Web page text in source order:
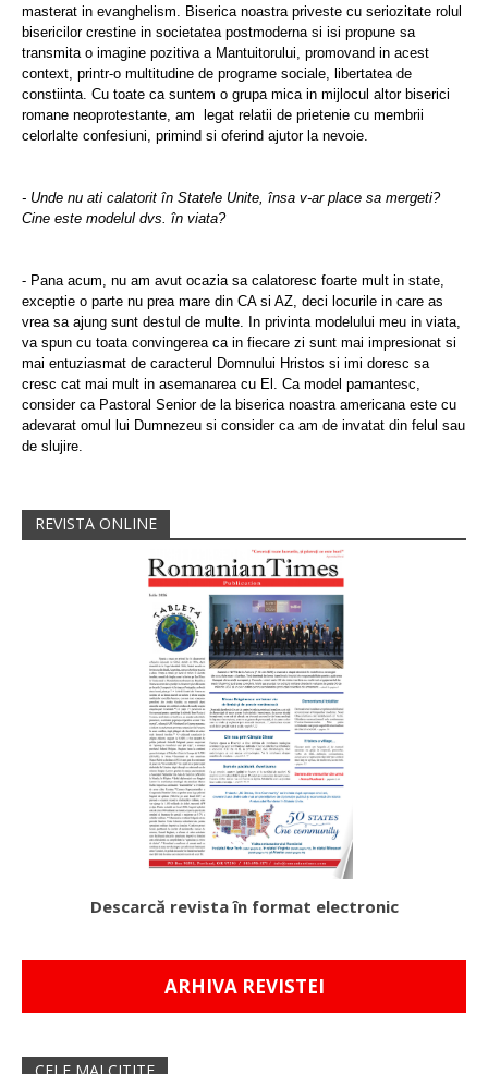
masterat in evanghelism. Biserica noastra priveste cu seriozitate rolul
bisericilor crestine in societatea postmoderna si isi propune sa
transmita o imagine pozitiva a Mantuitorului, promovand in acest
context, printr-o multitudine de programe sociale, libertatea de
constiinta. Cu toate ca suntem o grupa mica in mijlocul altor biserici
romane neoprotestante, am
legat relatii de prietenie cu membrii
celorlalte confesiuni, primind si oferind ajutor la nevoie.
- Unde nu ati calatorit în Statele Unite, însa v-ar place sa mergeti?
Cine este modelul dvs. în viata?
- Pana acum, nu am avut ocazia sa calatoresc foarte mult in state,
exceptie o parte nu prea mare din CA si AZ, deci locurile in care as
vrea sa ajung sunt destul de multe. In privinta modelului meu in viata,
va spun cu toata convingerea ca in fiecare zi sunt mai impresionat si
mai entuziasmat de caracterul Domnului Hristos si imi doresc sa
cresc cat mai mult in asemanarea cu El. Ca model pamantesc,
consider ca Pastoral Senior de la biserica noastra americana este cu
adevarat omul lui Dumnezeu si consider ca am de invatat din felul sau
de slujire.
REVISTA ONLINE
Descarcă revista în format electronic
ARHIVA REVISTEI